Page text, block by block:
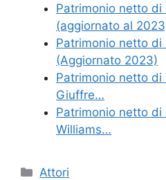
Patrimonio netto di
(aggiornato al
Patrimonio netto di
(Aggiornato 2023)
Patrimonio netto di
Giuffre…
Patrimonio netto di
Williams…
Categories
Attori